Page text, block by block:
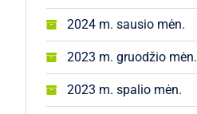
2024 m. sausio mėn.
2023 m. gruodžio mėn.
2023 m. spalio mėn.